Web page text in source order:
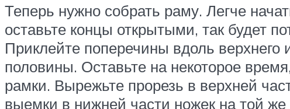
Теперь нужно собрать раму. Легче
оставьте концы открытыми, так будет
Приклейте поперечины вдоль верхнего
половины. Оставьте на некоторое
рамки. Вырежьте прорезь в верхней
выемки в нижней части ножек на той